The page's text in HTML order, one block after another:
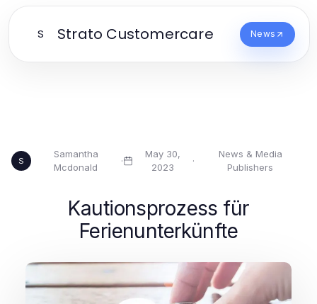
S Strato Customercare News
S
Samantha
Mcdonald
·
May 30,
2023
·
News & Media
Publishers
Kautionsprozess für
Ferienunterkünfte